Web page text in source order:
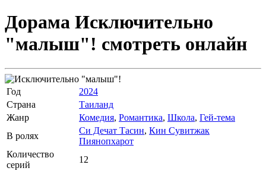
Дорама Исключительно
"малыш"! смотреть онлайн
Год
2024
Страна
Таиланд
Жанр
Комедия, Романтика, Школа, Гей-тема
В ролях
Си Дечат Тасин, Кин Сувитжак
Пиянопхарот
Количество
серий
12